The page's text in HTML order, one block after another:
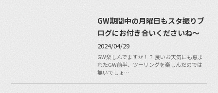
GW期間中の月曜日もスタ振りブ
ログにお付き合いくださいね〜
2024/04/29
GW楽しんでますか！？ 良いお天気にも恵ま
れたGW前半、ツーリングを楽しんだのでは
無いでしょ…